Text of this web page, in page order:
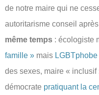
de notre maire qui ne
autoritarisme conseil
même temps : écologiste
famille » mais LGBTphobe
des sexes, maire « inclusif
démocrate pratiquant la